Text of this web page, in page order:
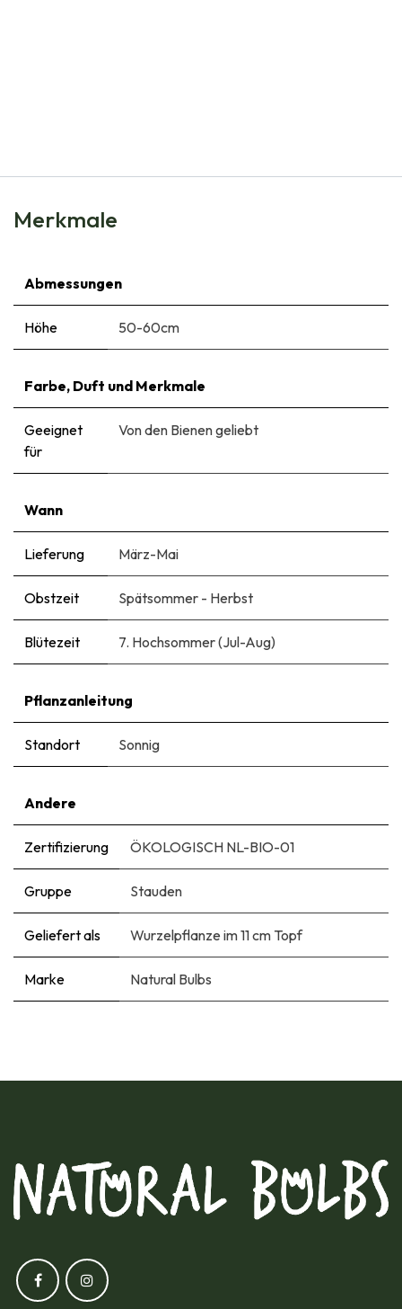
Merkmale
Abmessungen
Höhe 50-60cm
Farbe, Duft und Merkmale
Geeignet
für
Von den Bienen geliebt
Wann
Lieferung März-Mai
Obstzeit Spätsommer - Herbst
Blütezeit 7. Hochsommer (Jul-Aug)
Pflanzanleitung
Standort Sonnig
Andere
Zertifizierung ÖKOLOGISCH NL-BIO-01
Gruppe Stauden
Geliefert als Wurzelpflanze im 11 cm Topf
Marke Natural Bulbs